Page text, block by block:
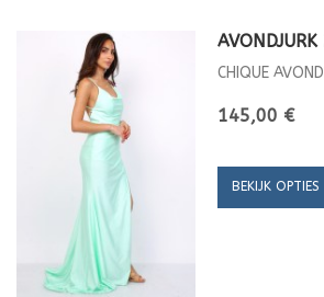
CHIQUE
145,00 €
BEKIJK OPTIES